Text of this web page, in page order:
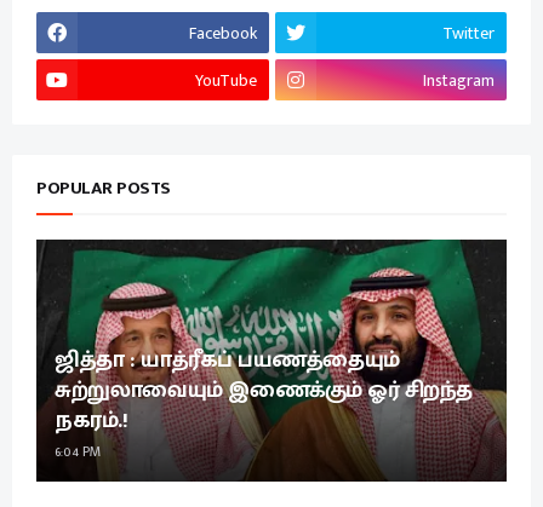
Facebook
Twitter
YouTube
Instagram
POPULAR POSTS
ஜித்தா : யாத்ரீகப் பயணத்தையும்
சுற்றுலாவையும் இணைக்கும் ஓர் சிறந்த
நகரம்.!
6:04 PM